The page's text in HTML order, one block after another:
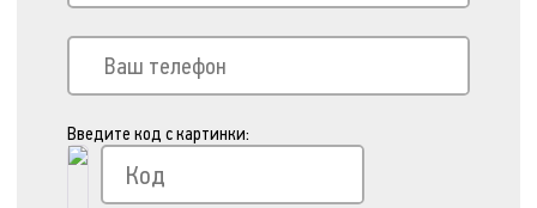
Введите код с картинки: